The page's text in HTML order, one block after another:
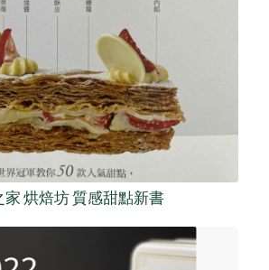
家 烘焙坊 質感甜點新書